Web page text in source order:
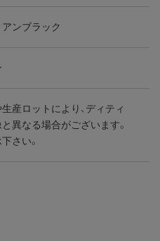
ンブラック
産ロットにより、ディティ
異なる場合がございます。
さい。